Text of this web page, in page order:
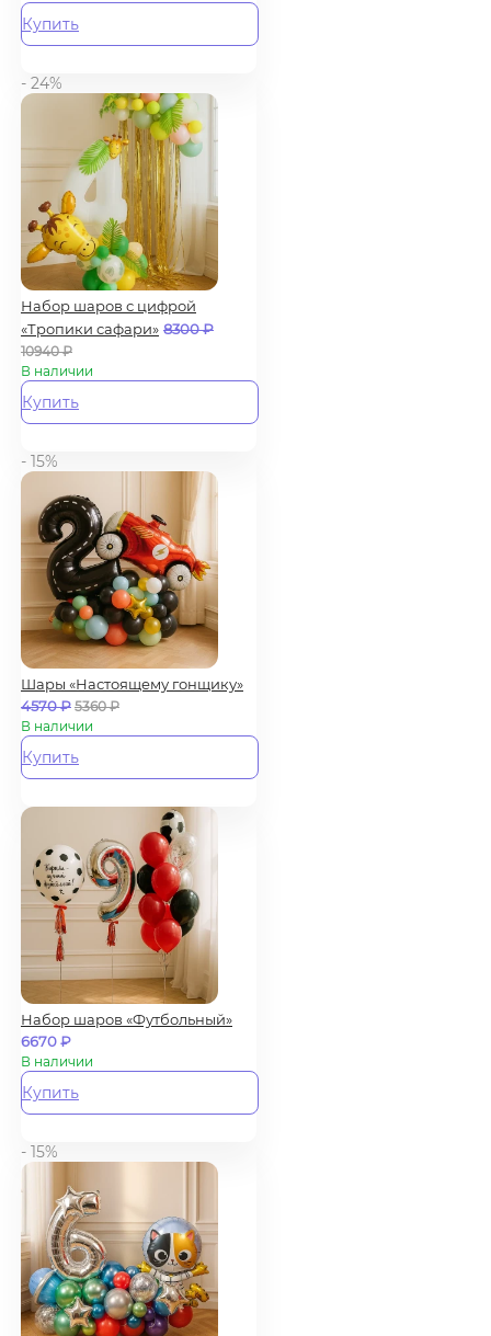
Купить
- 24%
Набор шаров с цифрой
«Тропики сафари» 8300₽
10940₽
В наличии
Купить
- 15%
Шары «Настоящему гонщику»
4570₽ 5360₽
В наличии
Купить
Набор шаров «Футбольный»
6670₽
В наличии
Купить
- 15%